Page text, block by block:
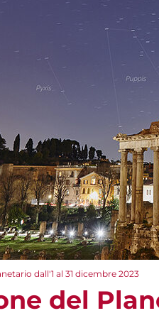
dall'1 al 31 dicembre 2023
del